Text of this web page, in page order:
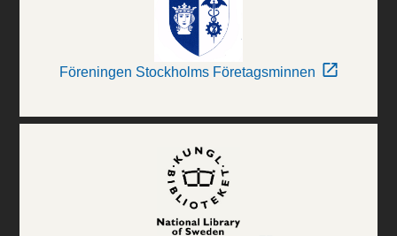
Föreningen Stockholms Företagsminnen